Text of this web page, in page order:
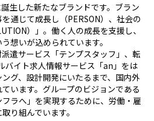
生した新たなブランドです。ブラン
通じて成長し（PERSON）、社会の
）」。働く人の成長を支援し、
想いが込められています。
遣サービス「テンプスタッフ」、転
バイト求人情報サービス「an」をは
グ、設計開発にいたるまで、国内外
います。グループのビジョンである
フラへ」を実現するために、労働・雇
り組んでいます。